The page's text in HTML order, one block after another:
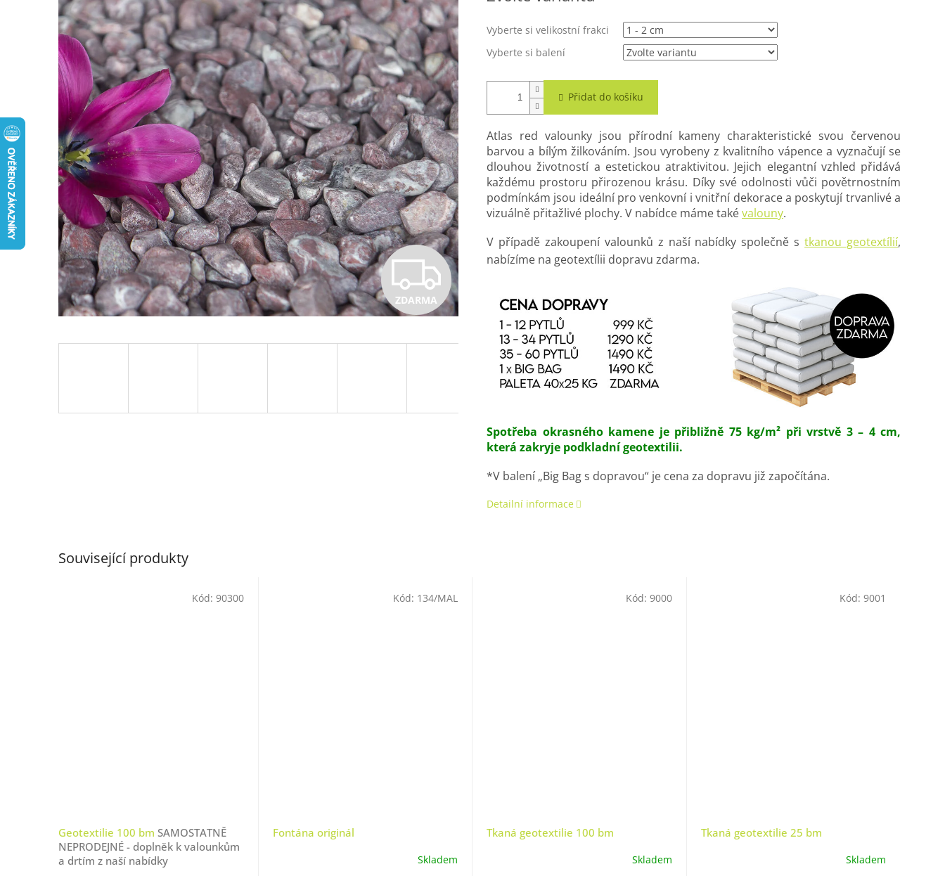
Z
D
R
ZDARMA
Vyberte si velikostní frakci
Vyberte si balení
Přidat do košíku
Atlas red valounky jsou přírodní kameny charakteristické svou červenou
barvou a bílým žilkováním. Jsou vyrobeny z kvalitního vápence a vyznačují se
dlouhou životností a estetickou atraktivitou. Jejich elegantní vzhled přidává
každému prostoru přirozenou krásu. Díky své odolnosti vůči povětrnostním
podmínkám jsou ideální pro venkovní i vnitřní dekorace a poskytují trvanlivé a
vizuálně přitažlivé plochy. V nabídce máme takévalouny.
V případě zakoupení valounků z naší nabídky společně stkanou geotextílií,
nabízíme na geotextílii dopravu zdarma.
Spotřeba okrasného kamene je přibližně 75 kg/m² při vrstvě 3 – 4 cm,
která zakryje podkladní geotextilii.
*V balení „Big Bag s dopravou“ je cena za dopravu již započítána.
Detailní informace
Související produkty
Geotextilie 100 bm SAMOSTATNĚ
NEPRODEJNÉ - doplněk k valounkům
a drtím z naší nabídky
Kód: 90300
Fontána originál
Skladem
Kód: 134/MAL
Tkaná geotextilie 100 bm
Skladem
Kód: 9000
Tkaná geotextilie 25 bm
Skladem
Kód: 9001